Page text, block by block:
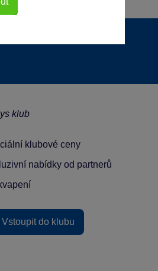
klubové ceny
nabídky od partnerů
Vstoupit do klubu